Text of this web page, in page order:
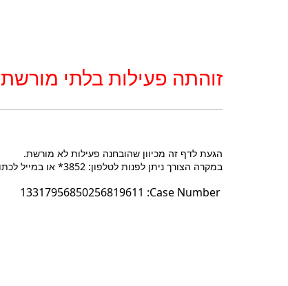
זוהתה פעילות בלתי מורשת
הגעת לדף זה מכיוון שהובחנה פעילות לא מורשת.
במקרה הצורך ניתן לפנות לטלפון: 3852* או במייל לכתובת Courtinfo@court.gov.il עם מספר הפעולה בעת הפנייה.
Case Number:
13317956850256819611